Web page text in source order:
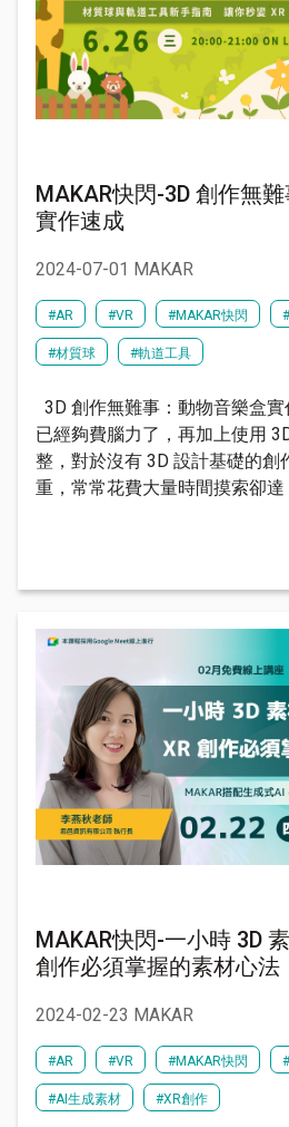
MAKAR快閃-3D 創作無
實作速成
2024-07-01 MAKAR
#AR #VR #MAKAR快閃
#材質球 #軌道工具
3D 創作無難事：動物音樂盒
已經夠費腦力了，再加上使用
整，對於沒有 3D 設計基礎的創
重，常常花費大量時間摸索卻達
MAKAR快閃-一小時 3D
創作必須掌握的素材心法
2024-02-23 MAKAR
#AR #VR #MAKAR快閃
#AI生成素材 #XR創作